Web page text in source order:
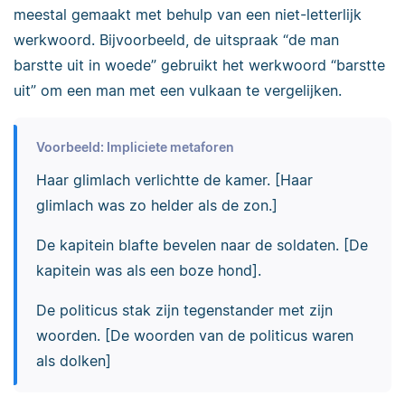
meestal gemaakt met behulp van een niet-letterlijk
werkwoord. Bijvoorbeeld, de uitspraak “de man
barstte uit in woede” gebruikt het werkwoord “barstte
uit” om een man met een vulkaan te vergelijken.
Voorbeeld: Impliciete metaforen
Haar glimlach verlichtte de kamer. [Haar
glimlach was zo helder als de zon.]
De kapitein blafte bevelen naar de soldaten. [De
kapitein was als een boze hond].
De politicus stak zijn tegenstander met zijn
woorden. [De woorden van de politicus waren
als dolken]